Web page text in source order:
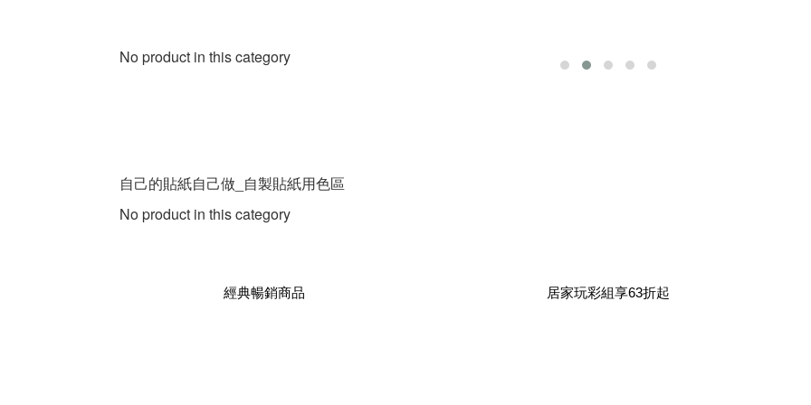
No product in this category
自己的貼紙自己做_自製貼紙用色區
No product in this category
經典暢銷商品 居家玩彩組享63折起